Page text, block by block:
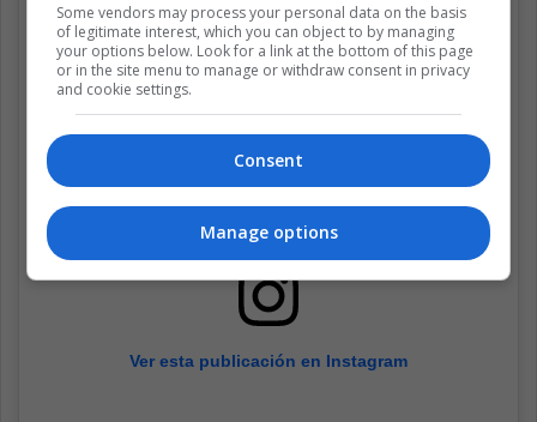
Ver esta publicación en Instagram
Some vendors may process your personal data on the basis
of legitimate interest, which you can object to by managing
your options below. Look for a link at the bottom of this page
or in the site menu to manage or withdraw consent in privacy
and cookie settings.
Consent
Manage options